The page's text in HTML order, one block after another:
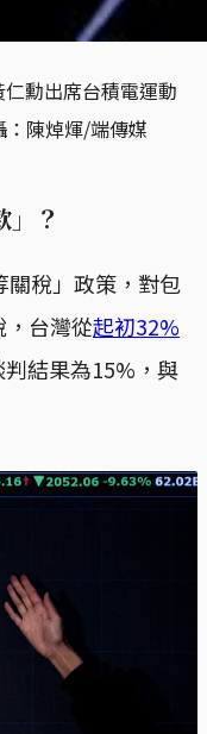
勳出席台積電運動
陳焯煇/端傳媒
？
關稅」政策，對包
台灣從起初32%
判結果為15%，與